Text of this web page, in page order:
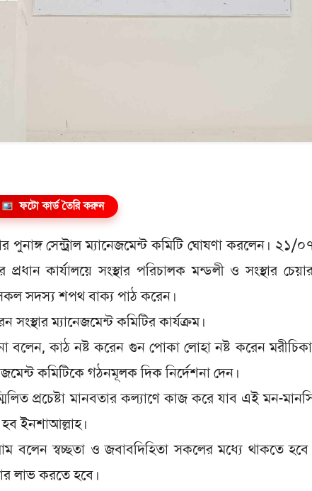
ফটো কার্ড তৈরি করুন
পুনাঙ্গ সেন্ট্রাল ম্যানেজমেন্ট কমিটি ঘোষণা করলেন। ২১/
কার্যালয়ে সংস্থার পরিচালক মন্ডলী ও সংস্থার
সদস্য শপথ বাক্য পাঠ করেন।
ম্যানেজমেন্ট কমিটির কার্যক্রম।
বলেন, কাঠ নষ্ট করেন গুন পোকা লোহা নষ্ট করেন
কমিটিকে গঠনমূলক দিক নির্দেশনা দেন।
প্রচেষ্টা মানবতার কল্যাণে কাজ করে যাব এই মন-
ইনশাআল্লাহ।
বলেন স্বচ্ছতা ও জবাবদিহিতা সকলের মধ্যে থাকতে
লাভ করতে হবে।